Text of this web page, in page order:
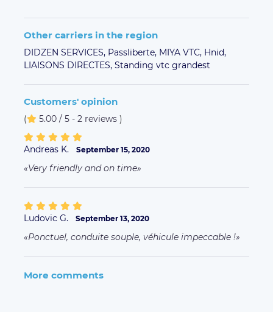
Other carriers in the region
DIDZEN SERVICES, Passliberte, MIYA VTC, Hnid,
LIAISONS DIRECTES, Standing vtc grandest
Customers' opinion
( 5.00 / 5 - 2 reviews )
Andreas K. September 15, 2020
Very friendly and on time
Ludovic G. September 13, 2020
Ponctuel, conduite souple, véhicule impeccable !
More comments